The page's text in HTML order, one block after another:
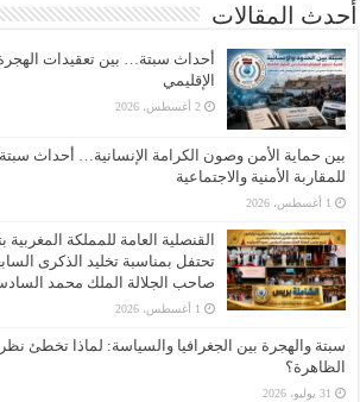
أحدث المقالات
أحداث سبتة… بين تعقيدات
الإقليمي
2 أغسطس، 2026
بين حماية الأمن وصون الكرامة الإنسانية… أحداث
للمقاربة الأمنية والاجتماعية
1 أغسطس، 2026
القنصلية العامة للمملكة المغربية
تحتفل بمناسبة تخليد الذكرى
صاحب الجلالة الملك محمد
1 أغسطس، 2026
سبتة والهجرة بين الجغرافيا والسياسة: لماذا تخطئ
الظاهرة؟
31 يوليو، 2026